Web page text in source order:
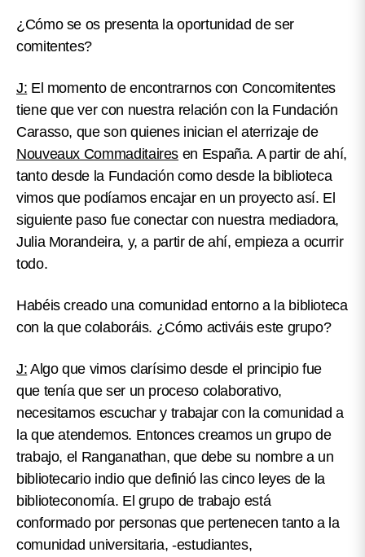
¿Cómo se os presenta la oportunidad de ser
comitentes?
J: El momento de encontrarnos con Concomitentes
tiene que ver con nuestra relación con la Fundación
Carasso, que son quienes inician el aterrizaje de
Nouveaux Commaditaires en España. A partir de ahí,
tanto desde la Fundación como desde la biblioteca
vimos que podíamos encajar en un proyecto así. El
siguiente paso fue conectar con nuestra mediadora,
Julia Morandeira, y, a partir de ahí, empieza a ocurrir
todo.
Habéis creado una comunidad entorno a la biblioteca
con la que colaboráis. ¿Cómo activáis este grupo?
J: Algo que vimos clarísimo desde el principio fue
que tenía que ser un proceso colaborativo,
necesitamos escuchar y trabajar con la comunidad a
la que atendemos. Entonces creamos un grupo de
trabajo, el Ranganathan, que debe su nombre a un
bibliotecario indio que definió las cinco leyes de la
biblioteconomía. El grupo de trabajo está
conformado por personas que pertenecen tanto a la
comunidad universitaria, -estudiantes,